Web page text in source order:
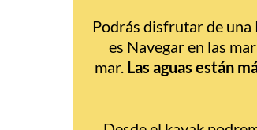
Podrás disfrutar de
es Navegar en las
mar. Las aguas están